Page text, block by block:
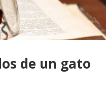
de un gato